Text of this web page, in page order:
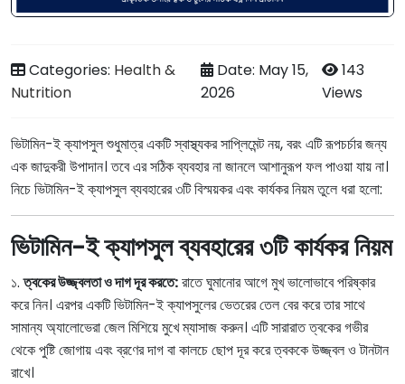
Categories: Health &
Nutrition
Date: May 15,
2026
143
Views
ভিটামিন-ই ক্যাপসুল শুধুমাত্র একটি স্বাস্থ্যকর সাপ্লিমেন্ট নয়, বরং এটি রূপচর্চার জন্য
এক জাদুকরী উপাদান। তবে এর সঠিক ব্যবহার না জানলে আশানুরূপ ফল পাওয়া যায় না।
নিচে ভিটামিন-ই ক্যাপসুল ব্যবহারের ৩টি বিস্ময়কর এবং কার্যকর নিয়ম তুলে ধরা হলো:
ভিটামিন-ই ক্যাপসুল ব্যবহারের ৩টি কার্যকর নিয়ম
১.ত্বকের উজ্জ্বলতা ও দাগ দূর করতে:রাতে ঘুমানোর আগে মুখ ভালোভাবে পরিষ্কার
করে নিন। এরপর একটি ভিটামিন-ই ক্যাপসুলের ভেতরের তেল বের করে তার সাথে
সামান্য অ্যালোভেরা জেল মিশিয়ে মুখে ম্যাসাজ করুন। এটি সারারাত ত্বকের গভীর
থেকে পুষ্টি জোগায় এবং ব্রণের দাগ বা কালচে ছোপ দূর করে ত্বককে উজ্জ্বল ও টানটান
রাখে।